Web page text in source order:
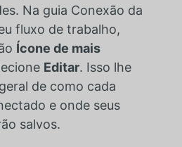
Na guia Conexão da
fluxo de trabalho,
Ícone de mais
Editar. Isso lhe
de como cada
e onde seus
salvos.